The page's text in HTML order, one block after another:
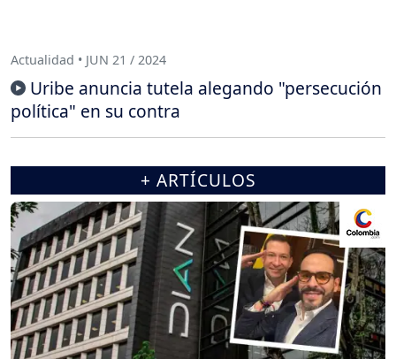
Actualidad • JUN 21 / 2024
Uribe anuncia tutela alegando "persecución
política" en su contra
+ ARTÍCULOS